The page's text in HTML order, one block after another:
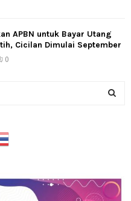
APBN untuk Bayar Utang
Cicilan Dimulai September
0